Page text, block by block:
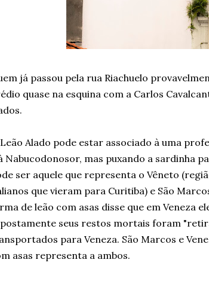
já passou pela rua Riachuelo
quase na esquina com a Carlos
Alado pode estar associado à uma
Nabucodonosor, mas puxando a sardinha
ser aquele que representa o Vêneto
que vieram para Curitiba) e São
de leão com asas disse que em Veneza
seus restos mortais foram
para Veneza. São Marcos e
asas representa a ambos.